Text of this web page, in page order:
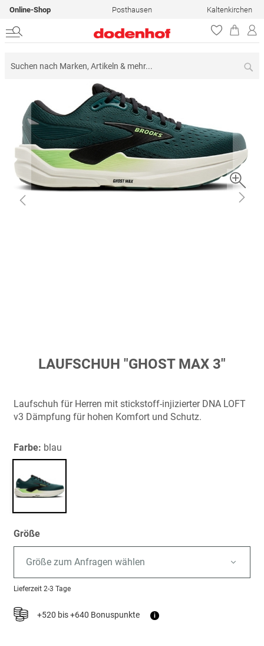
Online-Shop Posthausen Kaltenkirchen
Bildergalerie
springen
Anfang
springen
LAUFSCHUH "GHOST MAX 3"
Laufschuh für Herren mit stickstoff-injizierter DNA LOFT
v3 Dämpfung für hohen Komfort und Schutz.
Farbe: blau
Größe
Größe zum Anfragen wählen
Lieferzeit 2-3 Tage
+520 bis +640 Bonuspunkte i